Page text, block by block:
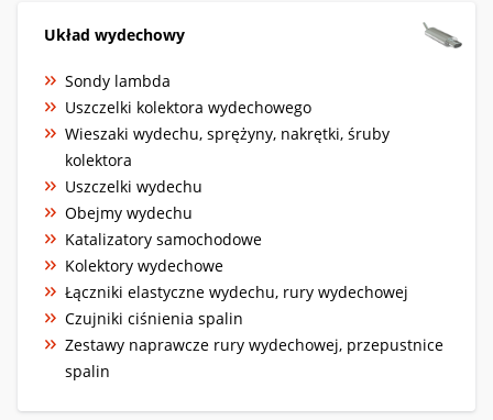
Układ wydechowy
Sondy lambda
Uszczelki kolektora wydechowego
Wieszaki wydechu, sprężyny, nakrętki, śruby
kolektora
Uszczelki wydechu
Obejmy wydechu
Katalizatory samochodowe
Kolektory wydechowe
Łączniki elastyczne wydechu, rury wydechowej
Czujniki ciśnienia spalin
Zestawy naprawcze rury wydechowej, przepustnice
spalin